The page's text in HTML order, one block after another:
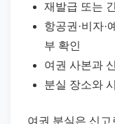
재발급 또는
항공권·비자·
부 확인
여권 사본과
분실 장소와
여권 분실은 신